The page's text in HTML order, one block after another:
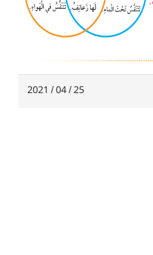
25 / 04 / 2021